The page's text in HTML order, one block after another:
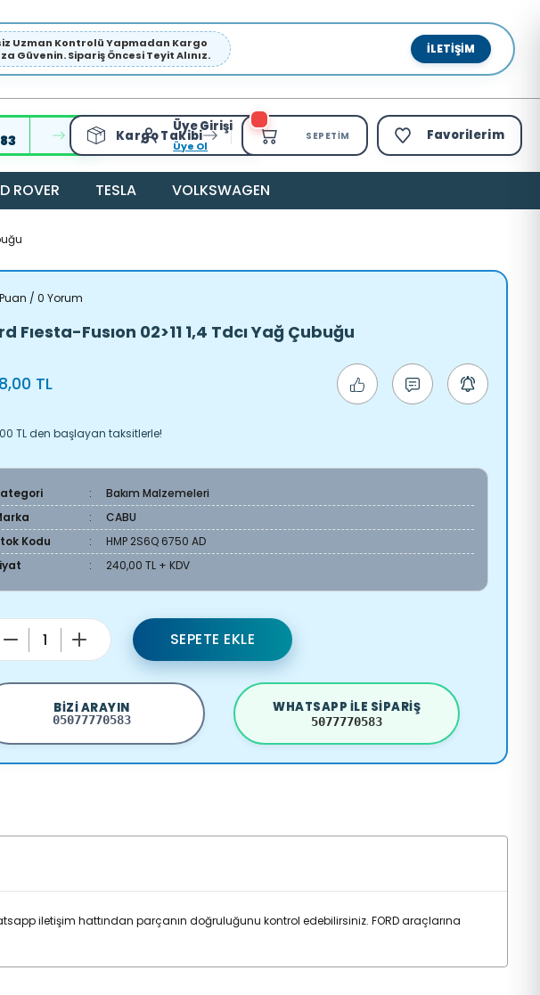
Uzman Kontrolü Yapmadan Kargo
Güvenin. Sipariş Öncesi Teyit Alınız.
İLETIŞIM
Kargo Takibi
Üye Girişi
Üye Ol
SEPETIM Favorilerim
ROVER TESLA VOLKSWAGEN
/ 0 Yorum
Fıesta-Fusıon 02>11 1,4 Tdcı Yağ Çubuğu
TL
TL den başlayan taksitlerle!
Bakım Malzemeleri
CABU
Kodu
HMP 2S6Q 6750 AD
240,00 TL + KDV
SEPETE EKLE
BIZI ARAYIN
05077770583
WHATSAPP ILE SIPARIŞ
5077770583
iletişim hattından parçanın doğruluğunu kontrol edebilirsiniz. FORD araçlarına